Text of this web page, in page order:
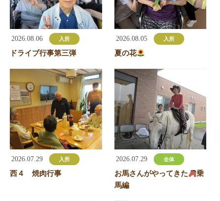
2026.08.06 入所
ドライブ行事第三弾
2026.08.05 入所
夏の花
2026.07.29 入所
西４ 焼肉行事
2026.07.29 全体
お馬さんがやってきた
乗
馬編